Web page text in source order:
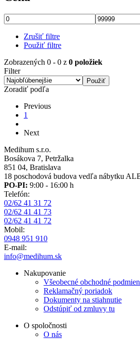
Zrušiť filtre
Použiť filtre
Zobrazených 0 - 0 z 0 položiek
Filter
Zoradiť podľa
Pagination
Previous
page
Previous
Aktuálna
1
Ďalšia
Next
Medihum s.r.o.
Bosákova 7, Petržalka
851 04, Bratislava
18 poschodová budova vedľa nábytku
PO-PI: 9:00 - 16:00 h
Telefón:
02/62 41 31 72
02/62 41 41 73
02/62 41 41 72
Mobil:
0948 951 910
E-mail:
info@medihum.sk
Nakupovanie
Všeobecné obchodné
Reklamačný poriadok
Dokumenty na stiahnutie
Odstúpiť od zmluvy tu
O spoločnosti
O nás